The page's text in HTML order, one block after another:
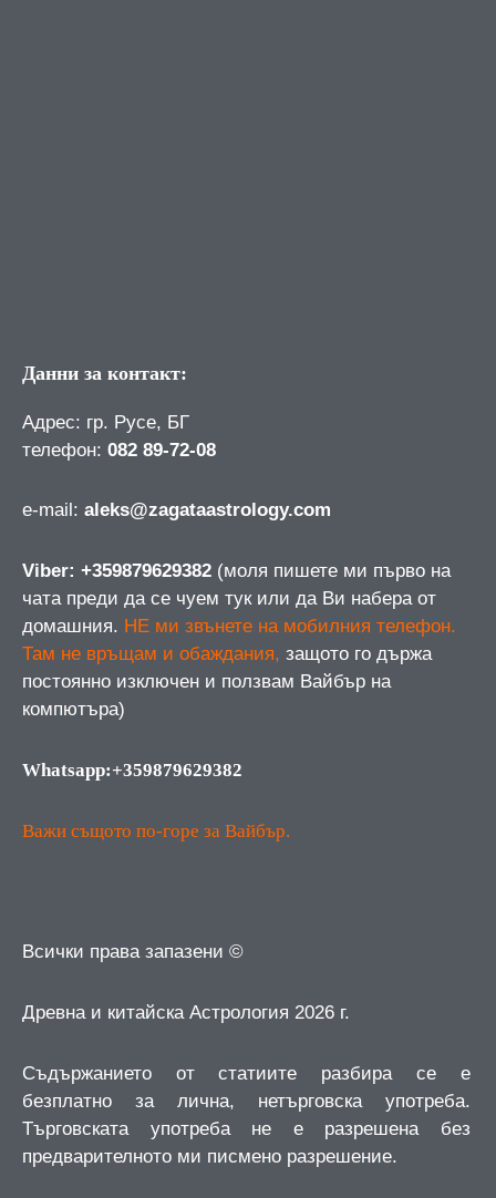
Данни за контакт:
Адрес: гр. Русе, БГ
телефон: 082 89-72-08
е-mail: aleks@zagataastrology.com
Viber: +359879629382 (моля пишете ми първо на
чата преди да се чуем тук или да Ви набера от
домашния. НЕ ми звънете на мобилния телефон.
Там не връщам и обаждания, защото го държа
постоянно изключен и ползвам Вайбър на
компютъра)
Whatsapp:+359879629382
Важи същото по-горе за Вайбър.
Всички права запазени ©
Древна и китайска Астрология 2026 г.
Съдържанието от статиите разбира се е
безплатно за лична, нетърговска употреба.
Търговската употреба не е разрешена без
предварителното ми писмено разрешение.